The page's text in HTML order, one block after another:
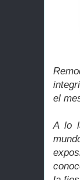
el
A lo